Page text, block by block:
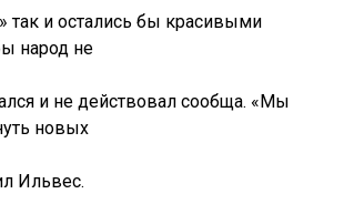
так и остались бы красивыми
народ не
и не действовал сообща. «Мы
новых
Ильвес.